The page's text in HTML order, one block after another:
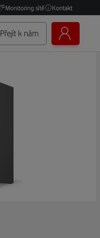
Monitoring sítě Kontakt
Přejít k nám